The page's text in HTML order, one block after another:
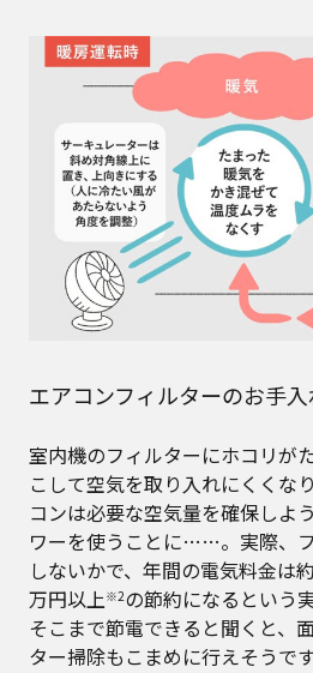
エアコンフィルターのお手
室内機のフィルターにホコリが
こして空気を取り入れにくくな
コンは必要な空気量を確保しよ
ワーを使うことに……。実際、
しないかで、年間の電気料金は
万円以上※2の節約になるという
そこまで節電できると聞くと、
ター掃除もこまめに行えそうです